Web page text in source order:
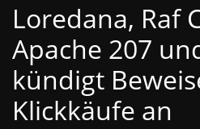
Loredana, Raf
Apache 207
kündigt
Klickkäufe an